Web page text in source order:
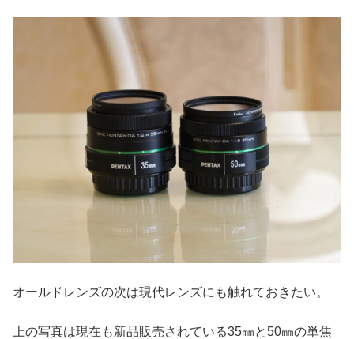
オールドレンズの次は現代レンズにも触れておきたい。
上の写真は現在も新品販売されている35㎜と50㎜の単焦